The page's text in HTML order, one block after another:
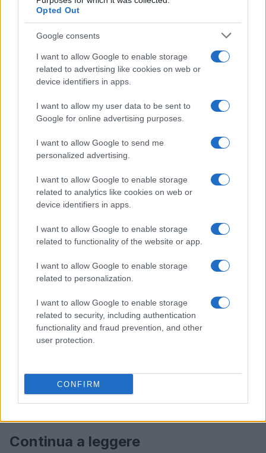
Opted Out
Google consents
I want to allow Google to enable storage
related to advertising like cookies on web or
device identifiers in apps.
I want to allow my user data to be sent to
Google for online advertising purposes.
I want to allow Google to send me
personalized advertising.
I want to allow Google to enable storage
related to analytics like cookies on web or
device identifiers in apps.
I want to allow Google to enable storage
related to functionality of the website or app.
I want to allow Google to enable storage
related to personalization.
I want to allow Google to enable storage
related to security, including authentication
functionality and fraud prevention, and other
user protection.
CONFIRM
Andrea Innocenti
Andrea Innocenti ha coordinato dall'estero il
rientro di una cronista napoletana durante una
crisi diplomatica, gestendo contatti con
definisce linee editoriali sulla geopolitica. Nato
a Napoli, parla dialetto locale e mantiene
Continua a leggere